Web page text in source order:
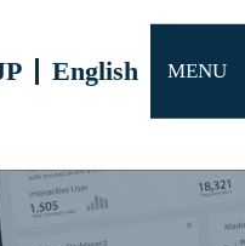
English MENU